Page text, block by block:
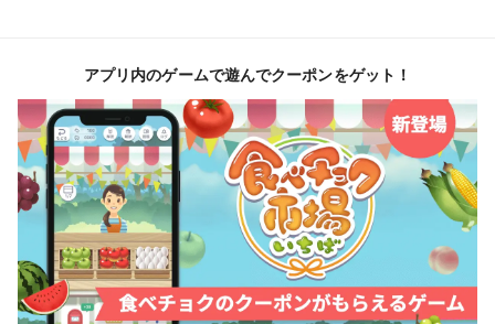
アプリ内のゲームで遊んでクーポンをゲット！